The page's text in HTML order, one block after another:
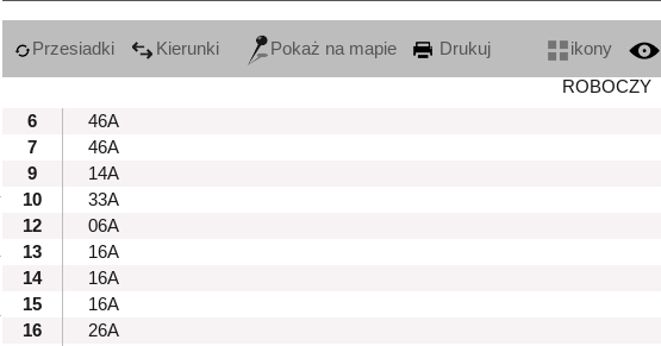
Przesiadki Kierunki Pokaż na mapie Drukuj ikony
ROBOCZY
6
46A
7
46A
9
14A
10
33A
12
06A
13
16A
14
16A
15
16A
16
26A